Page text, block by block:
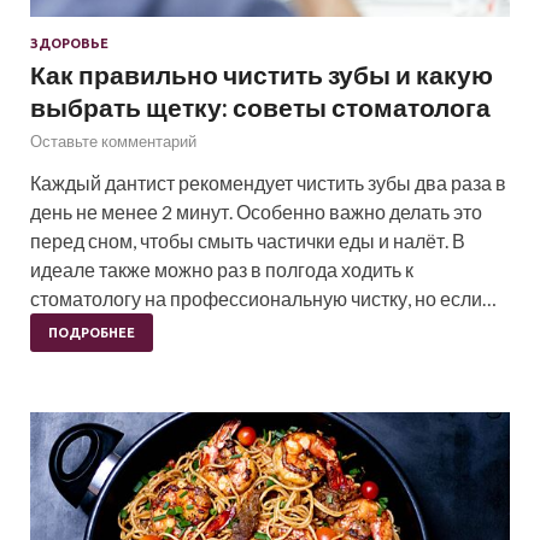
ЗДОРОВЬЕ
Как правильно чистить зубы и какую
выбрать щетку: советы стоматолога
Оставьте комментарий
Каждый дантист рекомендует чистить зубы два раза в
день не менее 2 минут. Особенно важно делать это
перед сном, чтобы смыть частички еды и налёт. В
идеале также можно раз в полгода ходить к
стоматологу на профессиональную чистку, но если…
ПОДРОБНЕЕ